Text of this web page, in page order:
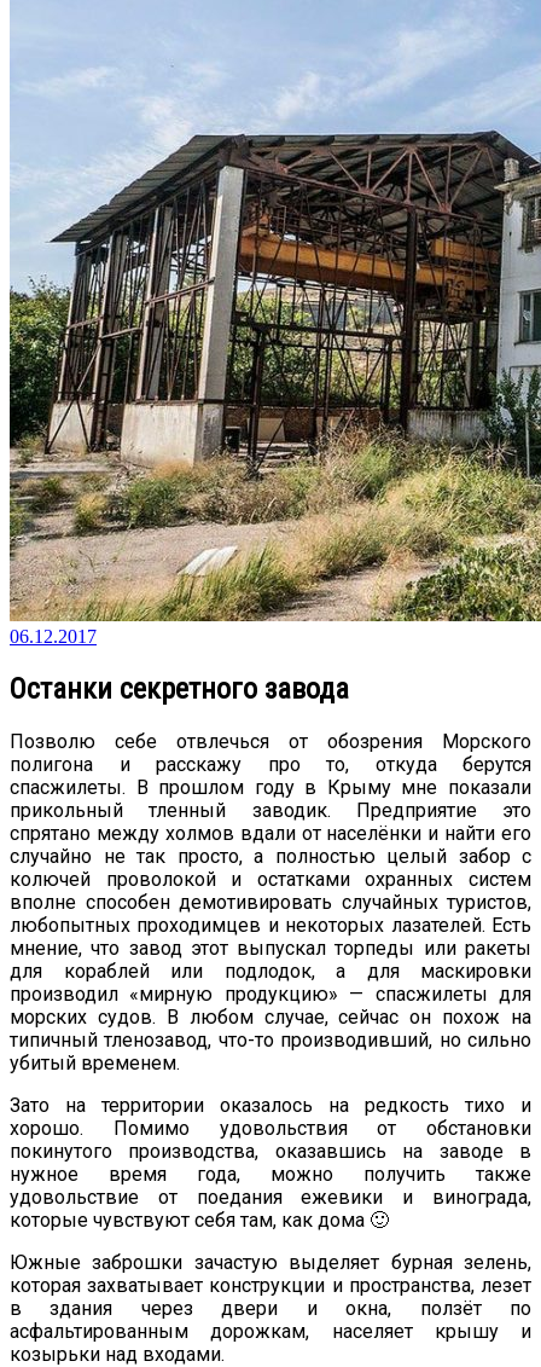
06.12.2017
Останки секретного завода
Позволю себе отвлечься от обозрения Морского
полигона и расскажу про то, откуда берутся
спасжилеты. В прошлом году в Крыму мне показали
прикольный тленный заводик. Предприятие это
спрятано между холмов вдали от населёнки и найти его
случайно не так просто, а полностью целый забор с
колючей проволокой и остатками охранных систем
вполне способен демотивировать случайных туристов,
любопытных проходимцев и некоторых лазателей. Есть
мнение, что завод этот выпускал торпеды или ракеты
для кораблей или подлодок, а для маскировки
производил «мирную продукцию» — спасжилеты для
морских судов. В любом случае, сейчас он похож на
типичный тленозавод, что-то производивший, но сильно
убитый временем.
Зато на территории оказалось на редкость тихо и
хорошо. Помимо удовольствия от обстановки
покинутого производства, оказавшись на заводе в
нужное время года, можно получить также
удовольствие от поедания ежевики и винограда,
которые чувствуют себя там, как дома 🙂
Южные заброшки зачастую выделяет бурная зелень,
которая захватывает конструкции и пространства, лезет
в здания через двери и окна, ползёт по
асфальтированным дорожкам, населяет крышу и
козырьки над входами.